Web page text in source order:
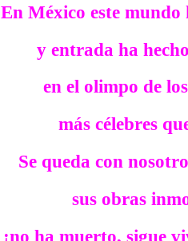
En México este
y entrada ha
en el olimpo de
más célebres
Se queda con
sus obras
¡no ha muerto, sigue